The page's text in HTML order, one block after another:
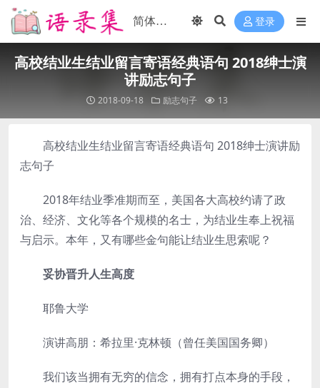
登录
高校结业生结业留言寄语经典语句 2018绅士演
讲励志句子
2018-09-18 励志句子 13
高校结业生结业留言寄语经典语句 2018绅士演讲励
志句子
2018年结业季准期而至，美国各大高校约请了政
治、经济、文化等各个规模的名士，为结业生奉上祝福
与启示。本年，又有哪些金句能让结业生思索呢？
妥协晋升人生高度
­耶鲁大学
­演讲高朋：希拉里·克林顿（曾任美国国务卿）
­我们该当拥有无穷的信念，拥有打点本身的手段，